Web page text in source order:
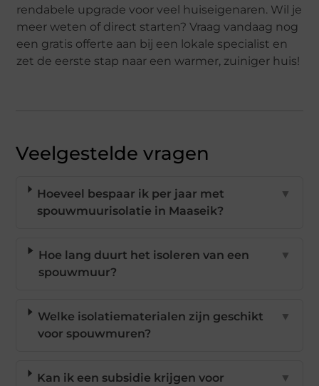
rendabele upgrade voor veel huiseigenaren. Wil je
meer weten of direct starten? Vraag vandaag nog
een gratis offerte aan bij een lokale specialist en
zet de eerste stap naar een warmer, zuiniger huis!
Veelgestelde vragen
Hoeveel bespaar ik per jaar met
spouwmuurisolatie in Maaseik?
▼
Hoe lang duurt het isoleren van een
spouwmuur?
▼
Welke isolatiematerialen zijn geschikt
voor spouwmuren?
▼
Kan ik een subsidie krijgen voor
▼